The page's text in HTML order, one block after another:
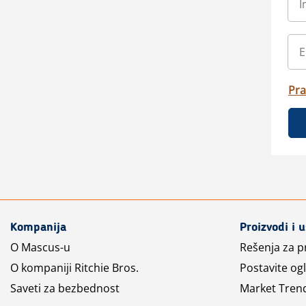
Kompanija
O Mascus-u
O kompaniji Ritchie Bros.
Saveti za bezbednost
Proizvodi i
Rešenja za
Postavite
Market